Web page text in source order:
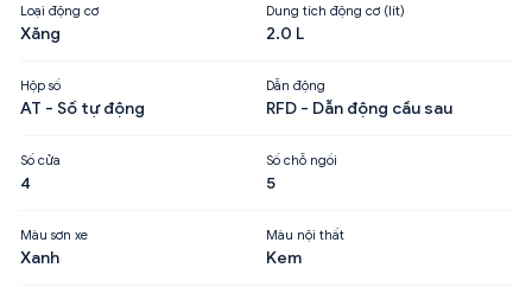
Loại động cơ
Xăng
Dung tích động cơ (lít)
2.0 L
Hộp số
AT - Số tự động
Dẫn động
RFD - Dẫn động cầu sau
Số cửa
4
Số chỗ ngồi
5
Màu sơn xe
Xanh
Màu nội thất
Kem